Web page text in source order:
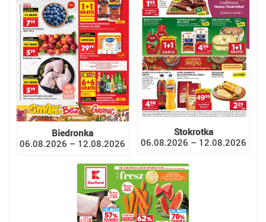
Biedronka
06.08.2026 – 12.08.2026
Stokrotka
06.08.2026 – 12.08.2026